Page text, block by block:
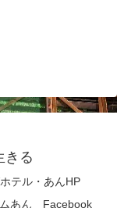
る
ホテル・あんHP
あん Facebook